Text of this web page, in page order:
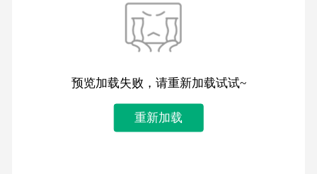
预览加载失败，请重新加载试试~
重新加载